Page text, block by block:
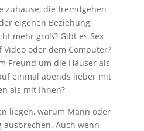
zuhause, die fremdgehen
eigenen Beziehung
mehr groß? Gibt es Sex
oder dem Computer?
Freund um die Häuser als
einmal abends lieber mit
als mit Ihnen?
liegen, warum Mann oder
ausbrechen. Auch wenn